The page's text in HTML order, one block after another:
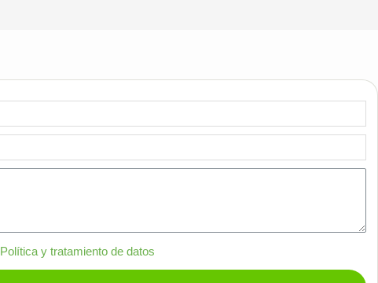
Política y tratamiento de datos